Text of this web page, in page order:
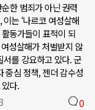
한 범죄가 아닌 권력
는 ‘나르코 여성살해
동가들이 표적이 되
성살해가 처벌받지 않
를 강요하고 있다. 군
중심 정책, 젠더 감수성
다.
0